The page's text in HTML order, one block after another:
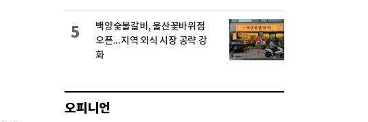
백양숯불갈비, 울산꽃바위점
오픈...지역 외식 시장 공략 강
화
5
오피니언